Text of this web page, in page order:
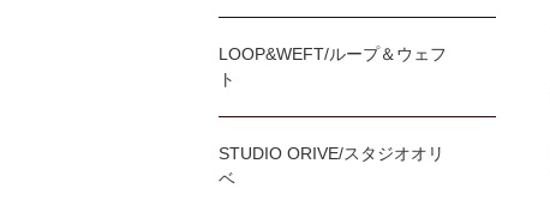
LOOP&WEFT/ループ＆ウェフ
ト
STUDIO ORIVE/スタジオオリ
ベ